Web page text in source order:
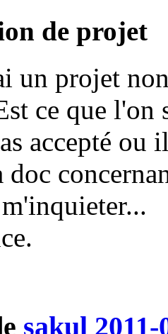
de projet
un projet
ce que l'on
accepté ou
doc
sakul